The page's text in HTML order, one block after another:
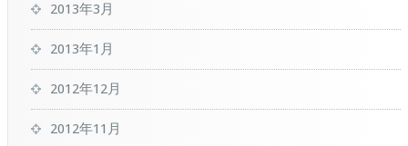
2013年3月
2013年1月
2012年12月
2012年11月